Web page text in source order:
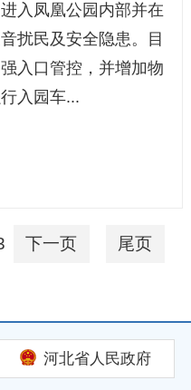
入凤凰公园内部并在
扰民及安全隐患。目
入口管控，并增加物
入园车...
下一页 尾页
河北省人民政府